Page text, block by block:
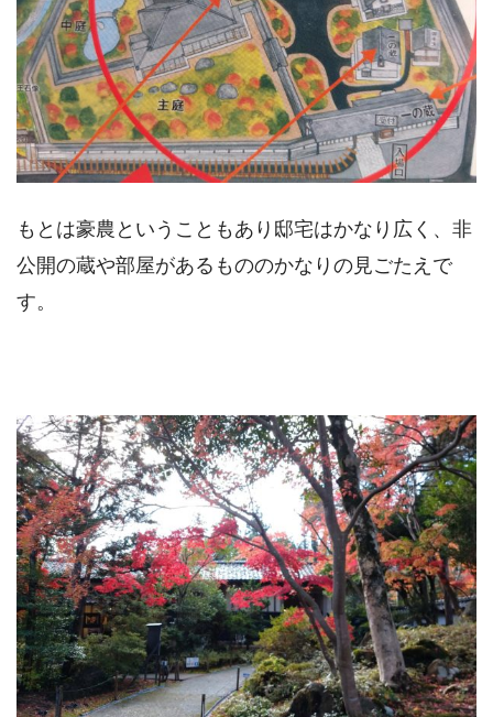
もとは豪農ということもあり邸宅はかなり広く、非
公開の蔵や部屋があるもののかなりの見ごたえで
す。